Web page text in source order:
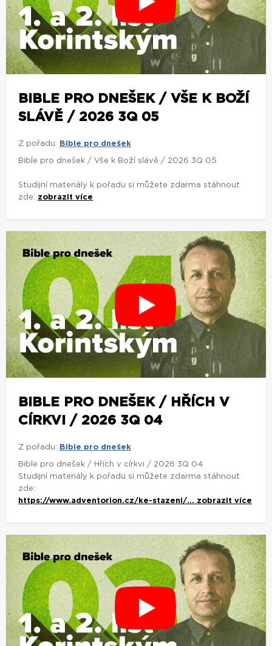
BIBLE PRO DNEŠEK / VŠE K BOŽÍ
SLÁVĚ / 2026 3Q 05
Z pořadu: Bible pro dnešek
Bible pro dnešek / Vše k Boží slávě / 2026 3Q 05
Studijní materiály k pořadu si můžete zdarma stáhnout
zde: zobrazit více
BIBLE PRO DNEŠEK / HŘÍCH V
CÍRKVI / 2026 3Q 04
Z pořadu: Bible pro dnešek
Bible pro dnešek / Hřích v církvi / 2026 3Q 04
Studijní materiály k pořadu si můžete zdarma stáhnout
zde:
https://www.adventorion.cz/ke-stazeni/... zobrazit více